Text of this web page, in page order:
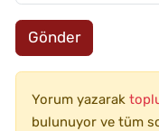
Gönder
Yorum yazarak
bulunuyor ve tüm